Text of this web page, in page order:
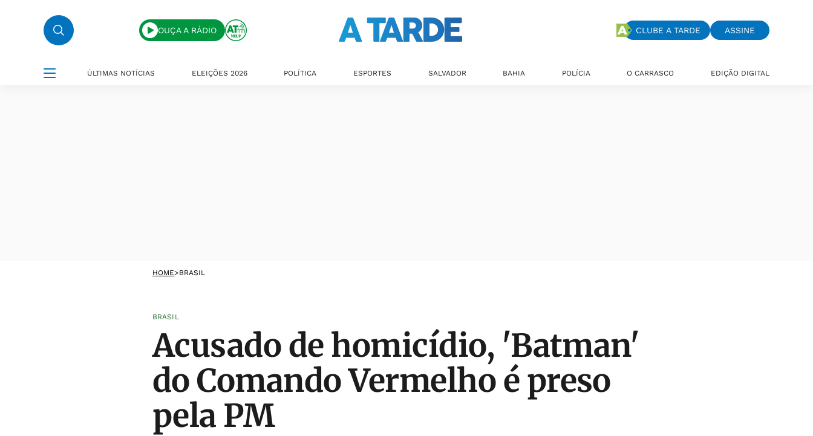
OUÇA A RÁDIO CLUBE A TARDE ASSINE
ÚLTIMAS NOTÍCIAS ELEIÇÕES 2026 POLÍTICA ESPORTES SALVADOR BAHIA POLÍCIA O CARRASCO EDIÇÃO DIGITAL
HOME>BRASIL
BRASIL
Acusado de homicídio, 'Batman'
do Comando Vermelho é preso
pela PM